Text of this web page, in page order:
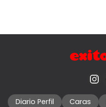
Diario Perfil Caras